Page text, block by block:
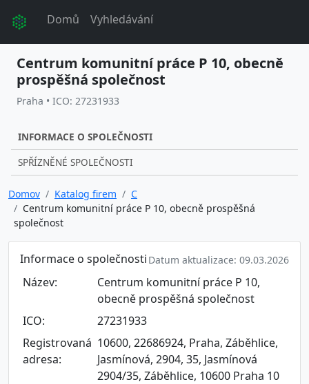
Domů Vyhledávání
Centrum komunitní práce P 10, obecně
prospěšná společnost
Praha • ICO: 27231933
INFORMACE O SPOLEČNOSTI
SPŘÍZNĚNÉ SPOLEČNOSTI
Domov Katalog firem
C
Centrum komunitní práce P 10, obecně prospěšná
společnost
Informace o společnosti Datum aktualizace: 09.03.2026
Název:
Centrum komunitní práce P 10,
obecně prospěšná společnost
ICO:
27231933
Registrovaná
adresa:
10600, 22686924, Praha, Záběhlice,
Jasmínová, 2904, 35, Jasmínová
2904/35, Záběhlice, 10600 Praha 10